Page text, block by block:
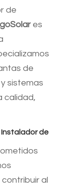
de
es
de
sistemas
calidad,
Instalador de
al